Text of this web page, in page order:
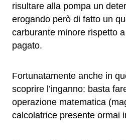
risultare alla pompa un
erogando però di fatto un
carburante minore rispetto
pagato.
Fortunatamente anche in
scoprire l’inganno: basta
operazione matematica
calcolatrice presente ormai